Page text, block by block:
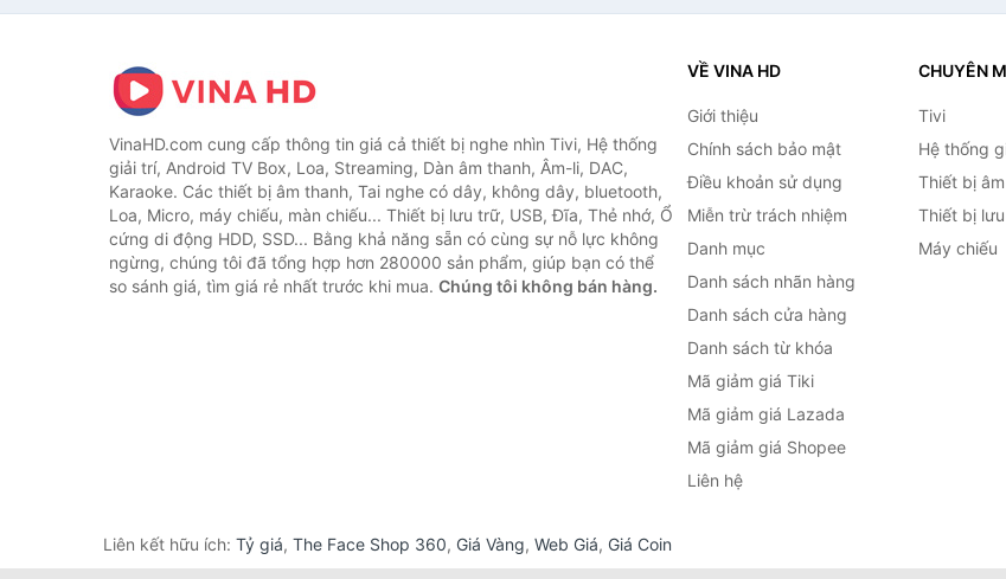
VinaHD.com cung cấp thông tin giá cả thiết bị nghe nhìn Tivi, Hệ thống
giải trí, Android TV Box, Loa, Streaming, Dàn âm thanh, Âm-li, DAC,
Karaoke. Các thiết bị âm thanh, Tai nghe có dây, không dây, bluetooth,
Loa, Micro, máy chiếu, màn chiếu... Thiết bị lưu trữ, USB, Đĩa, Thẻ nhớ, Ổ
cứng di động HDD, SSD... Bằng khả năng sẵn có cùng sự nỗ lực không
ngừng, chúng tôi đã tổng hợp hơn 280000 sản phẩm, giúp bạn có thể
so sánh giá, tìm giá rẻ nhất trước khi mua. Chúng tôi không bán hàng.
VỀ VINA HD
Giới thiệu
Chính sách bảo mật
Điều khoản sử dụng
Miễn trừ trách nhiệm
Danh mục
Danh sách nhãn hàng
Danh sách cửa hàng
Danh sách từ khóa
Mã giảm giá Tiki
Mã giảm giá Lazada
Mã giảm giá Shopee
Liên hệ
CHUYÊN
Tivi
Hệ thống
Thiết bị
Thiết bị
Máy chiếu
Liên kết hữu ích: Tỷ giá, The Face Shop 360, Giá Vàng, Web Giá, Giá Coin